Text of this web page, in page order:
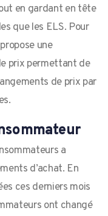
en gardant en tête
que les ELS. Pour
une
prix permettant de
de prix par
a
d’achat. En
ces derniers mois
ont changé